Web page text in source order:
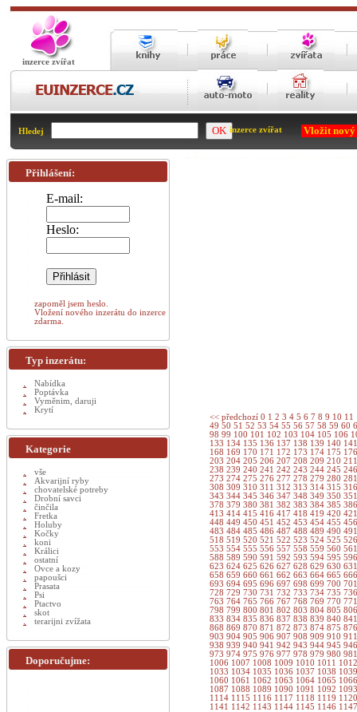
inzerce zvířat
Hledej inzerce zvířat Vložit
<< předchozí 0 1 2 3 4 5 6 7 8 9 10 11
49 50 51 52 53 54 55 56 57 58 59 60
98 99 100 101 102 103 104 105 106
133 134 135 136 137 138 139 140
168 169 170 171 172 173 174 175
203 204 205 206 207 208 209 210
238 239 240 241 242 243 244 245
273 274 275 276 277 278 279 280
308 309 310 311 312 313 314 315
343 344 345 346 347 348 349 350
378 379 380 381 382 383 384 385
413 414 415 416 417 418 419 420
448 449 450 451 452 453 454 455
483 484 485 486 487 488 489 490
518 519 520 521 522 523 524 525
553 554 555 556 557 558 559 560
588 589 590 591 592 593 594 595
623 624 625 626 627 628 629 630
658 659 660 661 662 663 664 665
693 694 695 696 697 698 699 700
728 729 730 731 732 733 734 735
763 764 765 766 767 768 769 770
798 799 800 801 802 803 804 805
833 834 835 836 837 838 839 840
868 869 870 871 872 873 874 875
903 904 905 906 907 908 909 910
938 939 940 941 942 943 944 945
973 974 975 976 977 978 979 980
1006 1007 1008 1009 1010 1011
1033 1034 1035 1036 1037 1038
1060 1061 1062 1063 1064 1065
1087 1088 1089 1090 1091 1092
1114 1115 1116 1117 1118 1119
1141 1142 1143 1144 1145 1146
Přihlášení:
E-mail:
Heslo:
zapoměl jsem heslo.
Vložení nového inzerátu do inzerce
zdarma.
Typ inzerátu:
Nabídka
Poptávka
Vyměnim, daruji
Krytí
Kategorie
vše
Akvarijní ryby
chovatelské potreby
Drobní savci
činčila
Fretka
Holuby
Kočky
koni
Králici
ostatní
Ovce a kozy
papoušci
Prasata
Psi
Ptactvo
skot
terarijni zvížata
Doporučujme: